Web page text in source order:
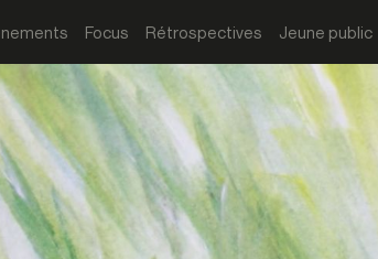
Focus Rétrospectives Jeune public